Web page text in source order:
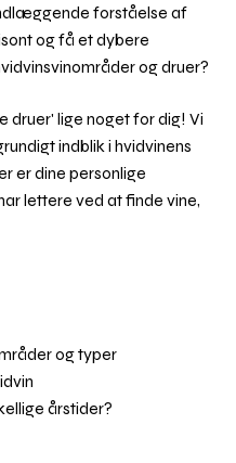
forståelse af
og få et dybere
og druer?
druer' lige noget for dig! Vi
indblik i hvidvinens
er dine personlige
lettere ved at finde vine,
og typer
årstider?